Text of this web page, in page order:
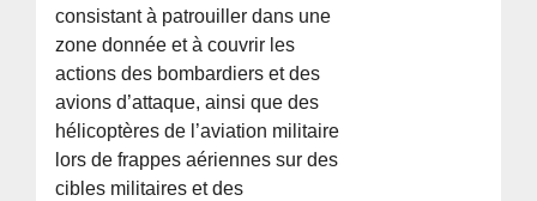
consistant à patrouiller dans une
zone donnée et à couvrir les
actions des bombardiers et des
avions d’attaque, ainsi que des
hélicoptères de l’aviation militaire
lors de frappes aériennes sur des
cibles militaires et des